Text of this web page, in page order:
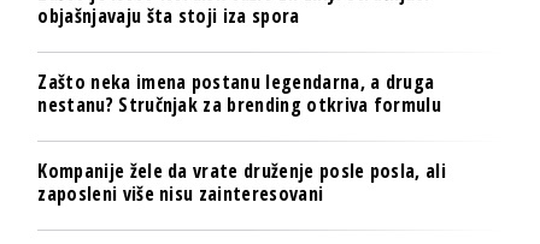
objašnjavaju šta stoji iza spora
Zašto neka imena postanu legendarna, a druga
nestanu? Stručnjak za brending otkriva formulu
Kompanije žele da vrate druženje posle posla, ali
zaposleni više nisu zainteresovani